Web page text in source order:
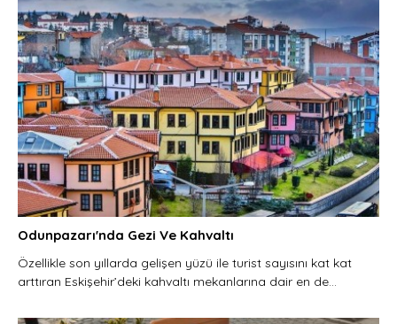
Odunpazarı'nda Gezi Ve Kahvaltı
Özellikle son yıllarda gelişen yüzü ile turist sayısını kat kat
arttıran Eskişehir’deki kahvaltı mekanlarına dair en de...